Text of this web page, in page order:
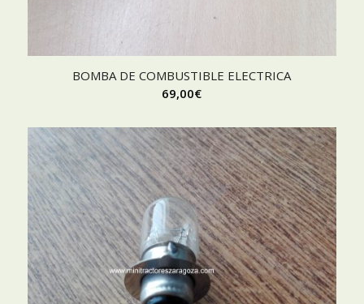
BOMBA DE COMBUSTIBLE ELECTRICA
69,00€